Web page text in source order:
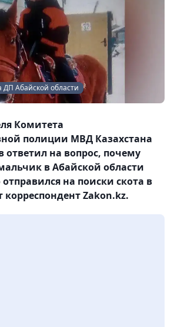
ДП Абайской области
Комитета
полиции МВД Казахстана
ответил на вопрос, почему
в Абайской области
на поиски скота в
корреспондент Zakon.kz.